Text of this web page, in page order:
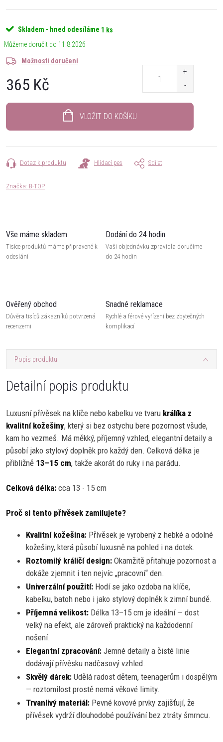
Skladem - hned odesíláme 1 ks
11.8.2026
Možnosti doručení
365 Kč
VLOŽIT DO KOŠÍKU
Dotaz k produktu Hlídací pes Sdílet
Značka: B-TOP
Vše máme skladem
Tisíce produktů máme připravené k
odeslání
Dodání do 24 hodin
Vaši objednávku zpravidla doručíme
do 24 hodin
Ověřený obchod
Důvěra tisíců zákazníků potvrzená
recenzemi
Snadné reklamace
Rychlé a férové vyřízení bez zbytečných
komplikací
Popis produktu
Detailní popis produktu
Luxusní přívěsek na klíče nebo kabelku ve tvaru králíka z
kvalitní kožešiny, který si bez ostychu bere pozornost všude,
kam ho vezmeš. Má měkký, příjemný vzhled, elegantní detaily a
působí jako stylový doplněk pro každý den. Celková délka je
přibližně 13–15 cm, takže akorát do ruky i na parádu.
Celková délka: cca 13 - 15 cm
Proč si tento přívěsek zamilujete?
Kvalitní kožešina: Přívěsek je vyrobený z hebké a odolné
kožešiny, která působí luxusně na pohled i na dotek.
Roztomilý králičí design: Okamžitě přitahuje pozornost a
dokáže zjemnit i ten nejvíc „pracovní“ den.
Univerzální použití: Hodí se jako ozdoba na klíče,
kabelku, batoh nebo i jako stylový doplněk k zimní bundě.
Příjemná velikost: Délka 13–15 cm je ideální — dost
velký na efekt, ale zároveň praktický na každodenní
nošení.
Elegantní zpracování: Jemné detaily a čisté linie
dodávají přívěsku nadčasový vzhled.
Skvělý dárek: Udělá radost dětem, teenagerům i dospělým
— roztomilost prostě nemá věkové limity.
Trvanlivý materiál: Pevné kovové prvky zajišťují, že
přívěsek vydrží dlouhodobé používání bez ztráty šmrncu.